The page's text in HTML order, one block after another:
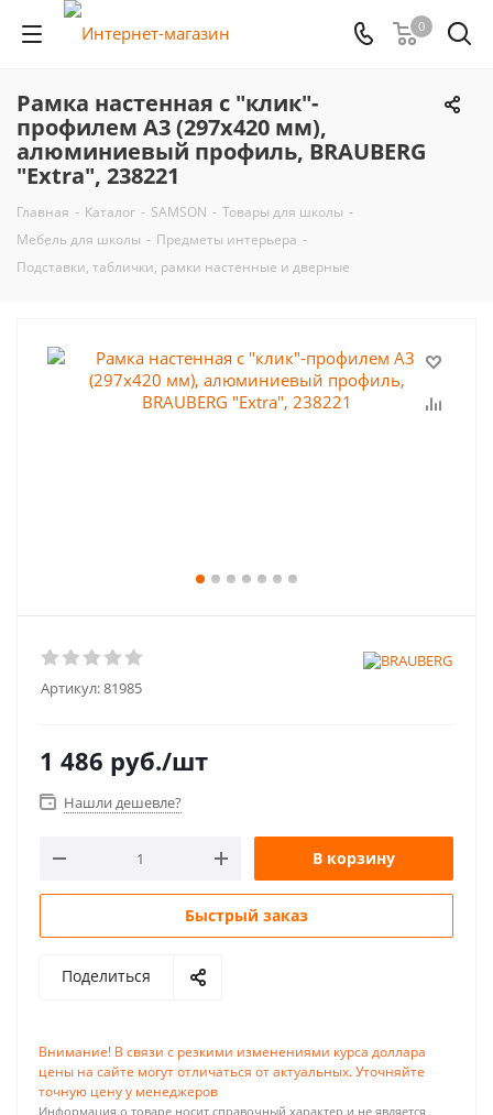
0
Рамка настенная с "клик"-
профилем А3 (297х420 мм),
алюминиевый профиль, BRAUBERG
"Extra", 238221
Главная - Каталог - SAMSON - Товары для школы -
Мебель для школы - Предметы интерьера -
Подставки, таблички, рамки настенные и дверные
Артикул:81985
1 486 руб./шт
Нашли дешевле?
В корзину
Быстрый заказ
Поделиться
Внимание! В связи с резкими изменениями курса доллара
цены на сайте могут отличаться от актуальных. Уточняйте
точную цену у менеджеров
Информация о товаре носит справочный характер и не является